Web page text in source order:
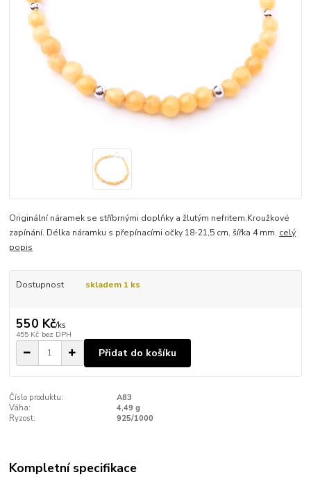
Originální náramek se stříbrnými doplňky a žlutým nefritem.Kroužkové
zapínání. Délka náramku s přepínacími očky 18-21,5 cm, šířka 4 mm. celý
popis
Dostupnost skladem 1 ks
550 Kč/ks
455 Kč bez DPH
Přidat do košíku
Číslo produktu:
A83
Váha:
4,49 g
Ryzost:
925/1000
Kompletní specifikace